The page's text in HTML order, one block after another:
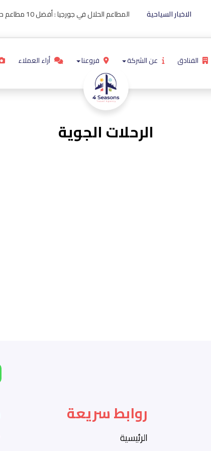
الاخبار السياحية المطاعم الحلال في جورجيا : أفضل 10 مطاعم حلال فى جورجيا لعام 2024
الفنادق عن الشركة فروعنا أراء العملاء
الرحلات الجوية
روابط سريعة
الرئيسية